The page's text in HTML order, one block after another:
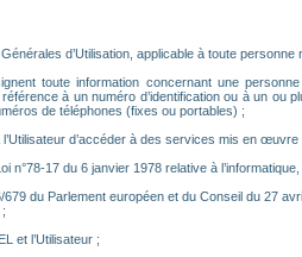
d’Utilisation, applicable à toute
toute information concernant une
à un numéro d’identification ou à un
de téléphones (fixes ou portables) ;
d’accéder à des services mis en œuvre
n°78-17 du 6 janvier 1978 relative à
du Parlement européen et du Conseil du 27
et l’Utilisateur ;